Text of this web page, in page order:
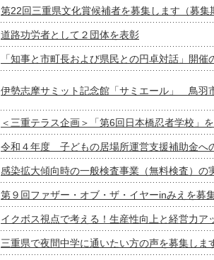
第22回三重県文化賞候補者を募集します（募集
道路功労者として２団体を表彰
「知事と市町長および県民との円卓対話」開催
伊勢志摩サミット記念館「サミエール」 鳥羽
＜三重テラス企画＞「第6回日本橋忍者学校」
令和４年度 子どもの居場所運営支援補助金へ
感染拡大傾向時の一般検査事業（無料検査）の
第９回ファザー・オブ・ザ・イヤーinみえを募
イクボス視点で考える！生産性向上と経営力ア
三重県で夜間中学に通いたい方の声を募集しま